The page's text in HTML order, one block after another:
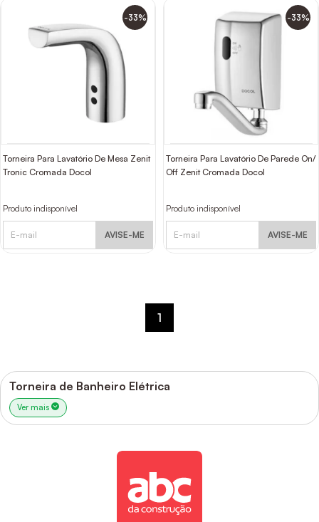
-33%
Torneira Para Lavatório De Mesa Zenit
Tronic Cromada Docol
Produto indisponível
AVISE-ME
-33%
Torneira Para Lavatório De Parede On/
Off Zenit Cromada Docol
Produto indisponível
AVISE-ME
1
Torneira de Banheiro Elétrica
Ver mais